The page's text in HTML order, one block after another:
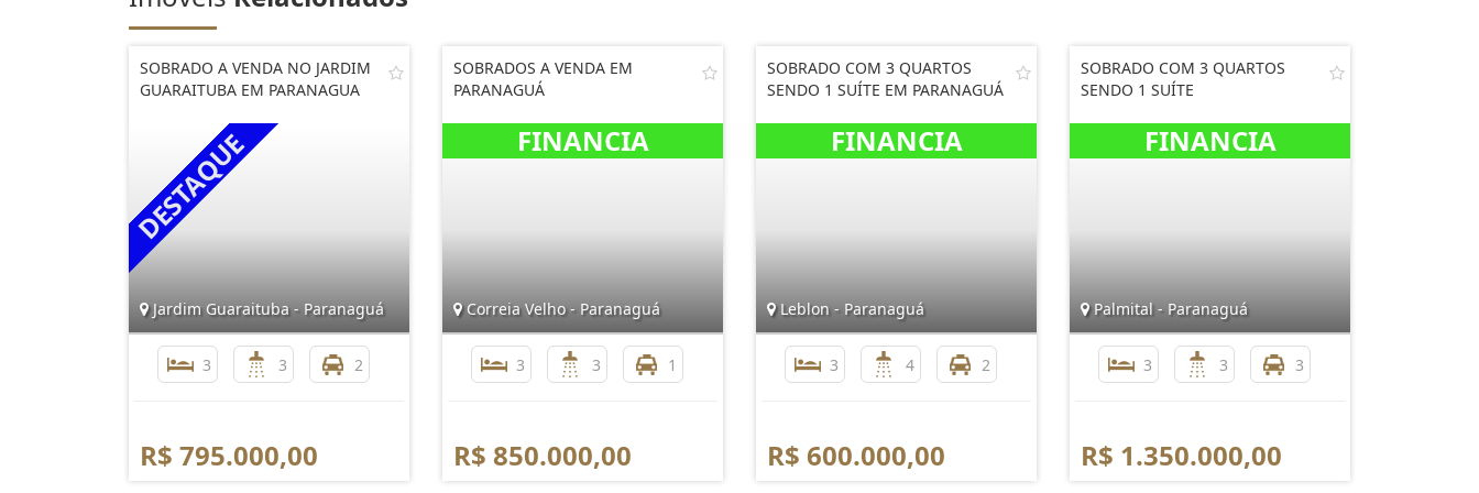
SOBRADO A VENDA NO JARDIM
GUARAITUBA EM PARANAGUA
Jardim Guaraituba - Paranaguá
3 3 2
R$ 795.000,00
SOBRADOS A VENDA EM
PARANAGUÁ
Correia Velho - Paranaguá
3 3 1
R$ 850.000,00
SOBRADO COM 3 QUARTOS
SENDO 1 SUÍTE EM PARANAGUÁ
Leblon - Paranaguá
3 4 2
R$ 600.000,00
SOBRADO COM 3 QUARTOS
SENDO 1 SUÍTE
Palmital - Paranaguá
3 3 3
R$ 1.350.000,00